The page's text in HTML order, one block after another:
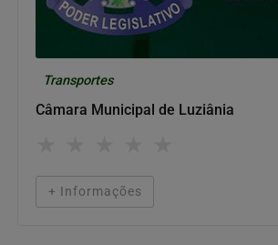
Transportes
Câmara Municipal de Luziânia
+ Informações